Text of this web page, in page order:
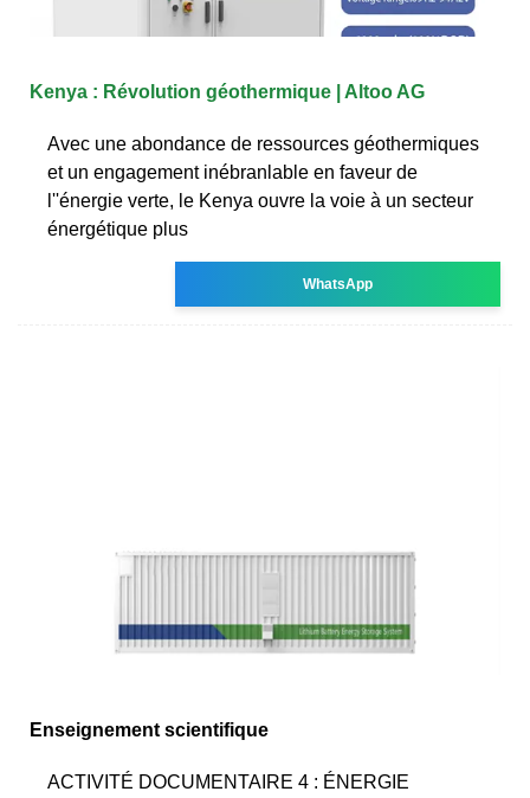
Kenya : Révolution géothermique | Altoo AG
Avec une abondance de ressources géothermiques
et un engagement inébranlable en faveur de
l''énergie verte, le Kenya ouvre la voie à un secteur
énergétique plus
WhatsApp
Enseignement scientifique
ACTIVITÉ DOCUMENTAIRE 4 : ÉNERGIE